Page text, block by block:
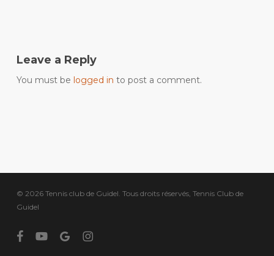
Leave a Reply
You must be logged in to post a comment.
© 2026 Tennis club de Guidel. Tous droits réservés, Tennis Club de
Guidel